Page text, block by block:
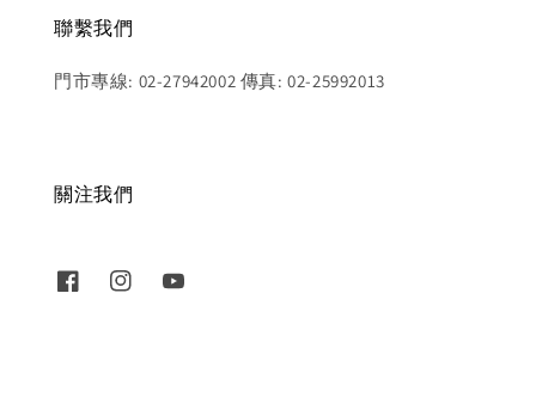
聯繫我們
門市專線: 02-27942002 傳真: 02-25992013
關注我們